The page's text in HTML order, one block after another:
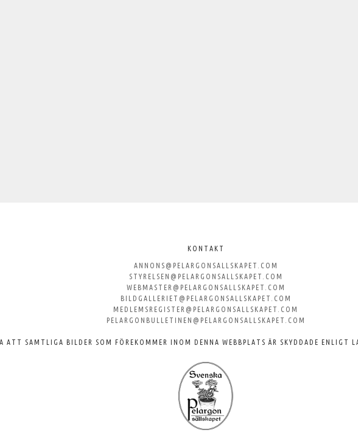
KONTAKT
ANNONS@PELARGONSALLSKAPET.COM
STYRELSEN@PELARGONSALLSKAPET.COM
WEBMASTER@PELARGONSALLSKAPET.COM
BILDGALLERIET@PELARGONSALLSKAPET.COM
MEDLEMSREGISTER@PELARGONSALLSKAPET.COM
PELARGONBULLETINEN@PELARGONSALLSKAPET.COM
ATT SAMTLIGA BILDER SOM FÖREKOMMER INOM DENNA WEBBPLATS ÄR SKYDDADE ENLIGT